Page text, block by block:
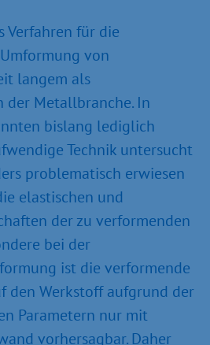
Verfahren für die
von
langem als
der Metallbranche. In
bislang lediglich
Technik untersucht
problematisch erwiesen
elastischen und
der zu verformenden
bei der
ist die verformende
den Werkstoff aufgrund der
Parametern nur mit
vorhersagbar. Daher